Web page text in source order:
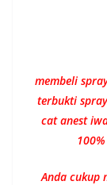
membeli
terbukti
cat anest
Anda cukup